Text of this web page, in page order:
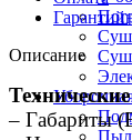
Описание
– Габариты